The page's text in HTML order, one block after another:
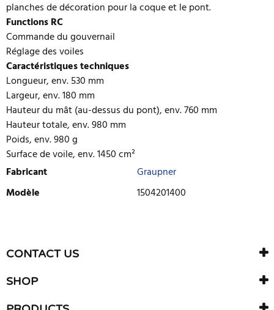
planches de décoration pour la coque et le pont.
Functions RC
Commande du gouvernail
Réglage des voiles
Caractéristiques techniques
Longueur, env. 530 mm
Largeur, env. 180 mm
Hauteur du mât (au-dessus du pont), env. 760 mm
Hauteur totale, env. 980 mm
Poids, env. 980 g
Surface de voile, env. 1450 cm²
Fabricant
Graupner
Modèle
1504201400
Il n'y a aucun avis sur ce produit. Soyez le premier à écrire un
avis
CONTACT US
SHOP